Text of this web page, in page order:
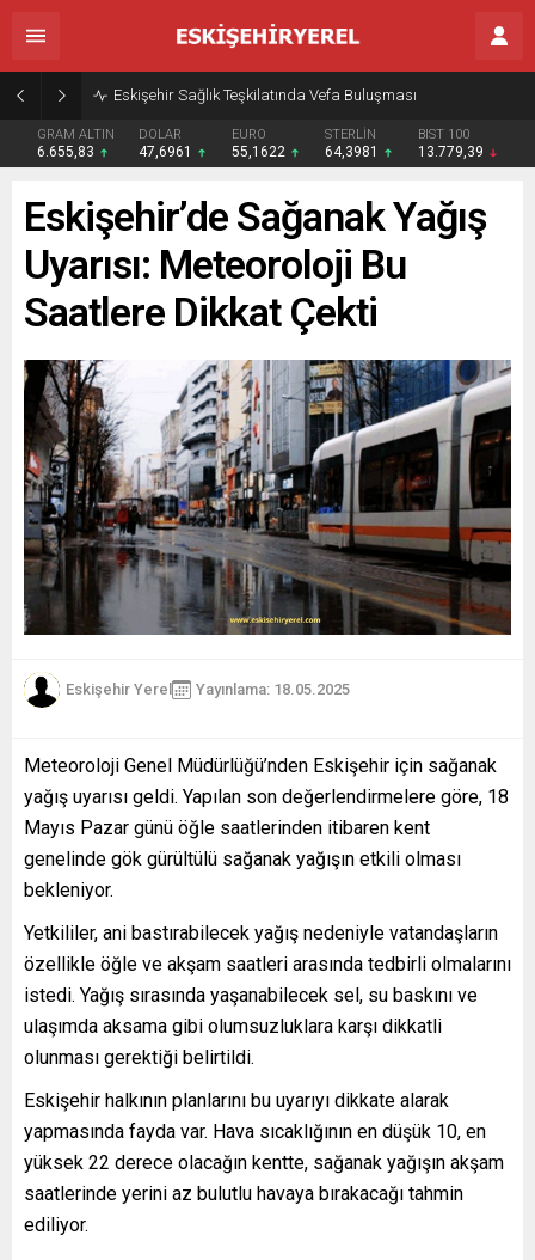
Eskişehir Sağlık Teşkilatında Vefa Buluşması
GRAM ALTIN
6.655,83
DOLAR
47,6961
EURO
55,1622
STERLİN
64,3981
BIST 100
13.779,39
Eskişehir’de Sağanak Yağış
Uyarısı: Meteoroloji Bu
Saatlere Dikkat Çekti
Eskişehir Yerel Yayınlama: 18.05.2025
Meteoroloji Genel Müdürlüğü’nden Eskişehir için sağanak
yağış uyarısı geldi. Yapılan son değerlendirmelere göre, 18
Mayıs Pazar günü öğle saatlerinden itibaren kent
genelinde gök gürültülü sağanak yağışın etkili olması
bekleniyor.
Yetkililer, ani bastırabilecek yağış nedeniyle vatandaşların
özellikle öğle ve akşam saatleri arasında tedbirli olmalarını
istedi. Yağış sırasında yaşanabilecek sel, su baskını ve
ulaşımda aksama gibi olumsuzluklara karşı dikkatli
olunması gerektiği belirtildi.
Eskişehir halkının planlarını bu uyarıyı dikkate alarak
yapmasında fayda var. Hava sıcaklığının en düşük 10, en
yüksek 22 derece olacağın kentte, sağanak yağışın akşam
saatlerinde yerini az bulutlu havaya bırakacağı tahmin
ediliyor.